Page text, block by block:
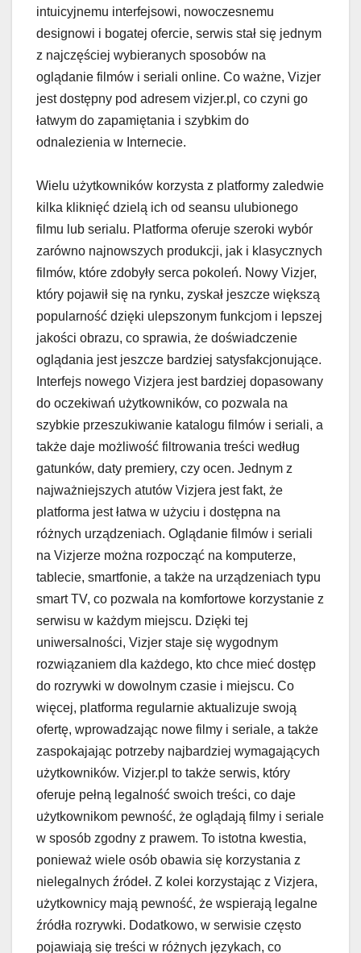
intuicyjnemu interfejsowi, nowoczesnemu
designowi i bogatej ofercie, serwis stał się jednym
z najczęściej wybieranych sposobów na
oglądanie filmów i seriali online. Co ważne, Vizjer
jest dostępny pod adresem vizjer.pl, co czyni go
łatwym do zapamiętania i szybkim do
odnalezienia w Internecie.
Wielu użytkowników korzysta z platformy zaledwie
kilka kliknięć dzielą ich od seansu ulubionego
filmu lub serialu. Platforma oferuje szeroki wybór
zarówno najnowszych produkcji, jak i klasycznych
filmów, które zdobyły serca pokoleń. Nowy Vizjer,
który pojawił się na rynku, zyskał jeszcze większą
popularność dzięki ulepszonym funkcjom i lepszej
jakości obrazu, co sprawia, że doświadczenie
oglądania jest jeszcze bardziej satysfakcjonujące.
Interfejs nowego Vizjera jest bardziej dopasowany
do oczekiwań użytkowników, co pozwala na
szybkie przeszukiwanie katalogu filmów i seriali, a
także daje możliwość filtrowania treści według
gatunków, daty premiery, czy ocen. Jednym z
najważniejszych atutów Vizjera jest fakt, że
platforma jest łatwa w użyciu i dostępna na
różnych urządzeniach. Oglądanie filmów i seriali
na Vizjerze można rozpocząć na komputerze,
tablecie, smartfonie, a także na urządzeniach typu
smart TV, co pozwala na komfortowe korzystanie z
serwisu w każdym miejscu. Dzięki tej
uniwersalności, Vizjer staje się wygodnym
rozwiązaniem dla każdego, kto chce mieć dostęp
do rozrywki w dowolnym czasie i miejscu. Co
więcej, platforma regularnie aktualizuje swoją
ofertę, wprowadzając nowe filmy i seriale, a także
zaspokajając potrzeby najbardziej wymagających
użytkowników. Vizjer.pl to także serwis, który
oferuje pełną legalność swoich treści, co daje
użytkownikom pewność, że oglądają filmy i seriale
w sposób zgodny z prawem. To istotna kwestia,
ponieważ wiele osób obawia się korzystania z
nielegalnych źródeł. Z kolei korzystając z Vizjera,
użytkownicy mają pewność, że wspierają legalne
źródła rozrywki. Dodatkowo, w serwisie często
pojawiają się treści w różnych językach, co